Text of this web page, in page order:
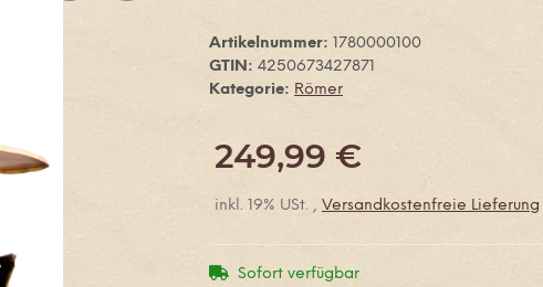
Artikelnummer: 1780000100
GTIN: 4250673427871
Kategorie: Römer
249,99 €
inkl. 19% USt. , Versandkostenfreie Lieferung
Sofort verfügbar